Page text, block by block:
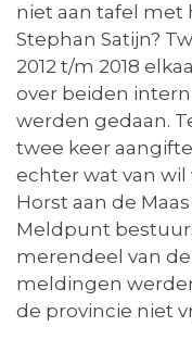
niet aan tafel met
Stephan Satijn?
2012 t/m 2018
over beiden
werden gedaan.
twee keer
echter wat van wil
Horst aan de
Meldpunt
merendeel van
meldingen
de provincie niet